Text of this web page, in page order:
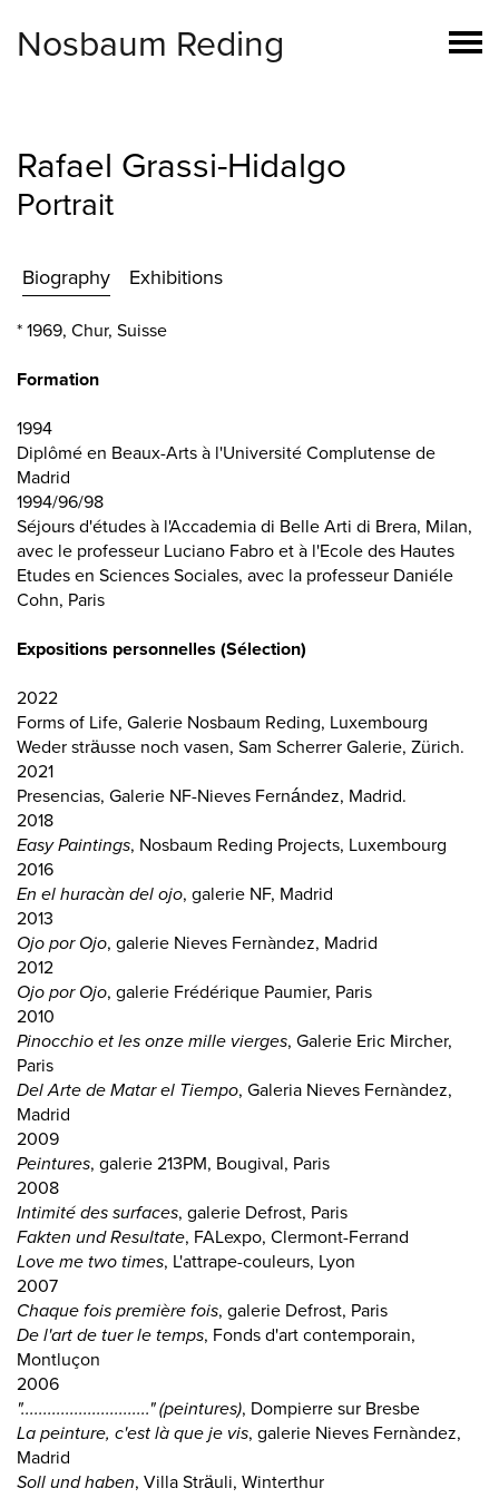
Nosbaum Reding
Rafael Grassi-Hidalgo
Portrait
Biography Exhibitions
* 1969, Chur, Suisse
Formation
1994
Diplômé en Beaux-Arts à l'Université Complutense de
Madrid
1994/96/98
Séjours d'études à l'Accademia di Belle Arti di Brera, Milan,
avec le professeur Luciano Fabro et à l'Ecole des Hautes
Etudes en Sciences Sociales, avec la professeur Daniéle
Cohn, Paris
Expositions personnelles (Sélection)
2022
Forms of Life, Galerie Nosbaum Reding, Luxembourg
Weder sträusse noch vasen, Sam Scherrer Galerie, Zürich.
2021
Presencias, Galerie NF-Nieves Fernández, Madrid.
2018
Easy Paintings, Nosbaum Reding Projects, Luxembourg
2016
En el huracàn del ojo, galerie NF, Madrid
2013
Ojo por Ojo, galerie Nieves Fernàndez, Madrid
2012
Ojo por Ojo, galerie Frédérique Paumier, Paris
2010
Pinocchio et les onze mille vierges, Galerie Eric Mircher,
Paris
Del Arte de Matar el Tiempo, Galeria Nieves Fernàndez,
Madrid
2009
Peintures, galerie 213PM, Bougival, Paris
2008
Intimité des surfaces, galerie Defrost, Paris
Fakten und Resultate, FALexpo, Clermont-Ferrand
Love me two times, L'attrape-couleurs, Lyon
2007
Chaque fois première fois, galerie Defrost, Paris
De l'art de tuer le temps, Fonds d'art contemporain,
Montluçon
2006
"............................." (peintures), Dompierre sur Bresbe
La peinture, c'est là que je vis, galerie Nieves Fernàndez,
Madrid
Soll und haben, Villa Sträuli, Winterthur